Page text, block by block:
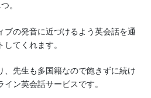
。
ブの発音に近づけるよう英会話を通
てくれます。
、先生も多国籍なので飽きずに続け
ン英会話サービスです。